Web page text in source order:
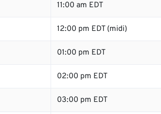
11:00 am EDT
12:00 pm EDT (midi)
01:00 pm EDT
02:00 pm EDT
03:00 pm EDT